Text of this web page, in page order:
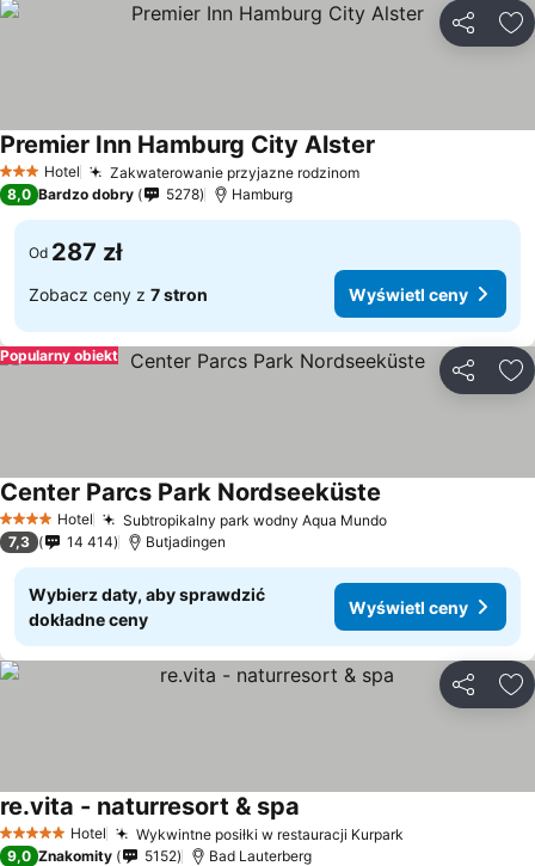
3 Kategoria
Hotel Zakwaterowanie przyjazne rodzinomWyświetl ceny
Premier Inn Hamburg City Alster
8,0 Bardzo dobry 5278 Hamburg
Od 287 zł
Zobacz ceny z 7 stron Wyświetl ceny
Popularny obiekt
4 KategoriaHotel Subtropikalny park wodny Aqua MundoWyświetl ceny
Center Parcs Park Nordseeküste
7,3 14 414 Butjadingen
Wybierz daty, aby sprawdzić
dokładne ceny
Wyświetl ceny
5 KategoriaHotel Wykwintne posiłki w restauracji Kurpark
re.vita - naturresort & spa
9,0 Znakomity 5152 Bad Lauterberg